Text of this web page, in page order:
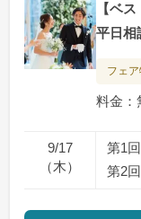
【ベ
平日相
フェ
料金：
9/17
（木）
第1回
第2回